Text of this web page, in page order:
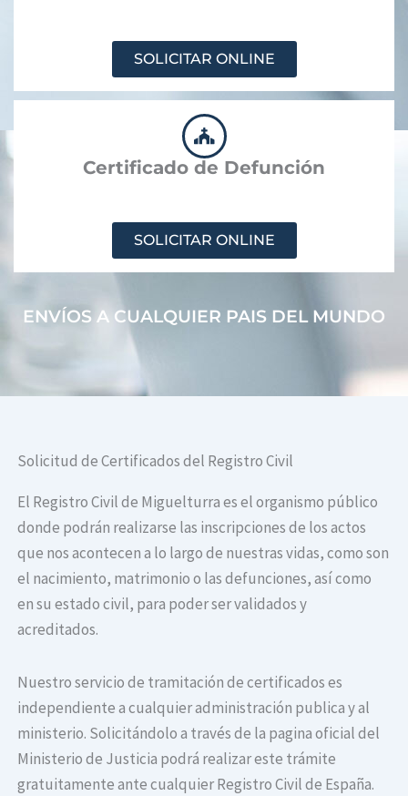
SOLICITAR ONLINE
Certificado de Defunción
SOLICITAR ONLINE
ENVÍOS A CUALQUIER PAIS DEL MUNDO
Solicitud de Certificados del Registro Civil
El Registro Civil de Miguelturra es el organismo público
donde podrán realizarse las inscripciones de los actos
que nos acontecen a lo largo de nuestras vidas, como son
el nacimiento, matrimonio o las defunciones, así como
en su estado civil, para poder ser validados y
acreditados.
Nuestro servicio de tramitación de certificados es
independiente a cualquier administración publica y al
ministerio. Solicitándolo a través de la pagina oficial del
Ministerio de Justicia podrá realizar este trámite
gratuitamente ante cualquier Registro Civil de España.